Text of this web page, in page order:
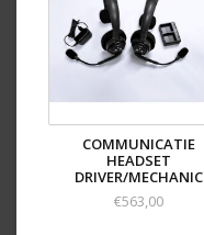
COMMUNICATIE
HEADSET
DRIVER/MECHANIC
€563,00